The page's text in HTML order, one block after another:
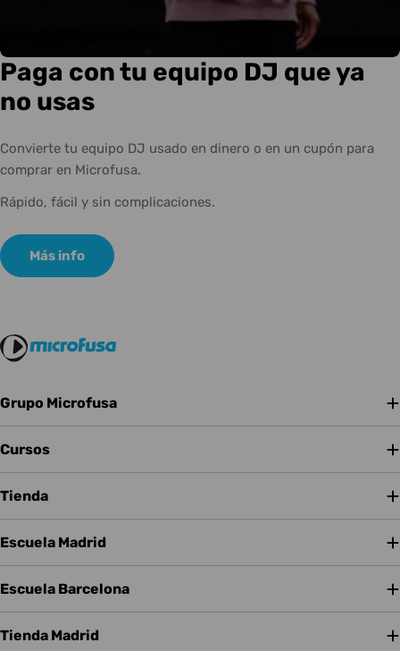
Paga con tu equipo DJ que ya
no usas
Convierte tu equipo DJ usado en dinero o en un cupón para
comprar en Microfusa.
Rápido, fácil y sin complicaciones.
Más info
Grupo Microfusa
Cursos
Tienda
Escuela Madrid
Escuela Barcelona
Tienda Madrid